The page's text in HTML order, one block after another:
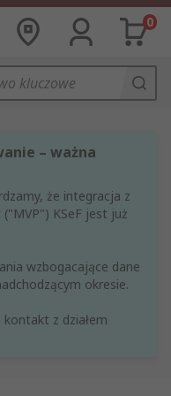
0
– ważna
że integracja z
KSeF jest już
wzbogacające dane
okresie.
z działem